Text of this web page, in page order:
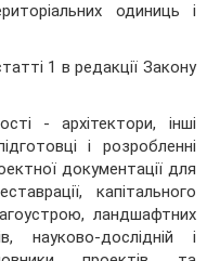
одиниць і
1 в редакції Закону
- архітектори, інші
і розробленні
документації для
капітального
ландшафтних
науково-дослідній і